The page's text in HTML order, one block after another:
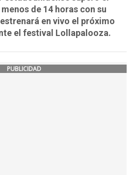
de 14 horas con su
en vivo el próximo
el festival Lollapalooza.
PUBLICIDAD